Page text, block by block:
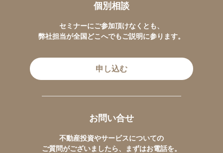
個別相談
セミナーにご参加頂けなくとも、
弊社担当が全国どこへでもご説明に参ります。
申し込む
お問い合せ
不動産投資やサービスについての
ご質問がございましたら、まずはお電話を。